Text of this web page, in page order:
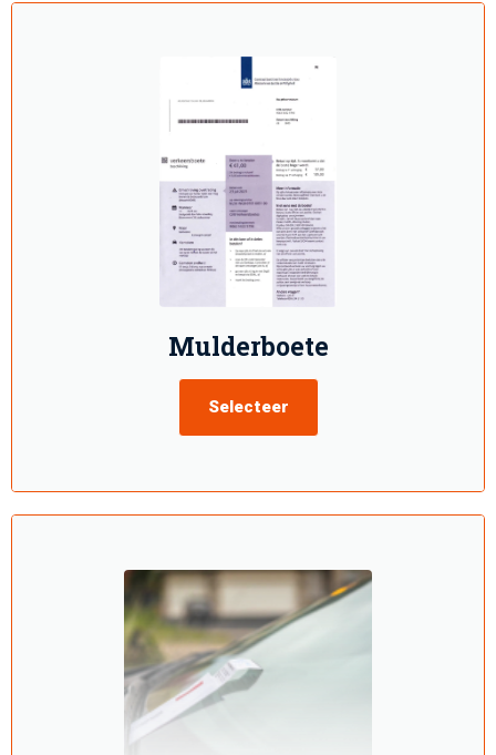
Mulderboete
Selecteer